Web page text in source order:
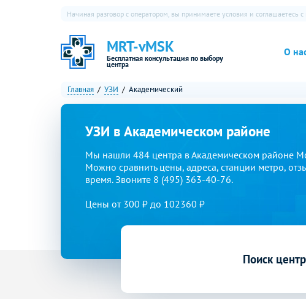
MRT-vMSK
Бесплатная консультация по выбору
центра
О
Начиная разговор с оператором, вы принимаете условия и соглашаетесь
Главная УЗИ Академический
УЗИ в Академическом районе
Мы нашли 484 центра в Академическом районе
Можно сравнить цены, адреса, станции метро,
время. Звоните 8 (495) 363-40-76.
Цены от 300 ₽ до 102360 ₽
Поиск